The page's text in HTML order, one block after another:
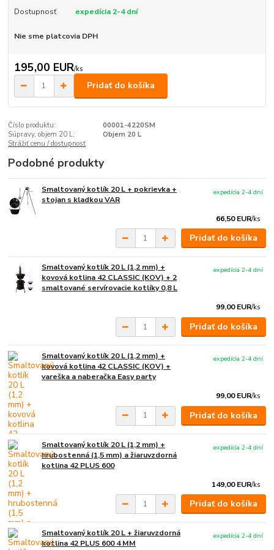
Dostupnosť expedícia 2-4 dní
Nie sme platcovia DPH
195,00 EUR/ks
Pridať do košíka
Číslo produktu:
00001-4220SM
Súpravy, objem 20 L:
Objem 20 L
Strážiť cenu / dostupnosť
Podobné produkty
Smaltovaný kotlík 20 L + pokrievka +
stojan s kladkou VAR
66,50 EUR/ks
expedícia 2-4 dní
Pridať do košíka
Smaltovaný kotlík 20 L (1,2 mm) +
kovová kotlina 42 CLASSIC (KOV) + 2
smaltované servírovacie kotlíky 0,8 L
99,00 EUR/ks
expedícia 2-4 dní
Pridať do košíka
Smaltovaný kotlík 20 L (1,2 mm) +
kovová kotlina 42 CLASSIC (KOV) +
vareška a naberačka Easy party
99,00 EUR/ks
expedícia 2-4 dní
Pridať do košíka
Smaltovaný kotlík 20 L (1,2 mm) +
hrubostenná (1,5 mm) a žiaruvzdorná
kotlina 42 PLUS 600
149,00 EUR/ks
expedícia 2-4 dní
Pridať do košíka
Smaltovaný kotlík 20 L + žiaruvzdorná
kotlina 42 PLUS 600 4 MM
expedícia 2-4 dní